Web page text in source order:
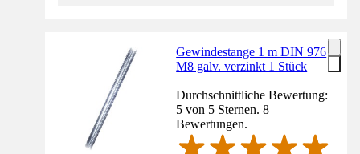
Gewindestange 1 m DIN 976
M8 galv. verzinkt 1 Stück
Durchschnittliche Bewertung:
5 von 5 Sternen. 8
Bewertungen.